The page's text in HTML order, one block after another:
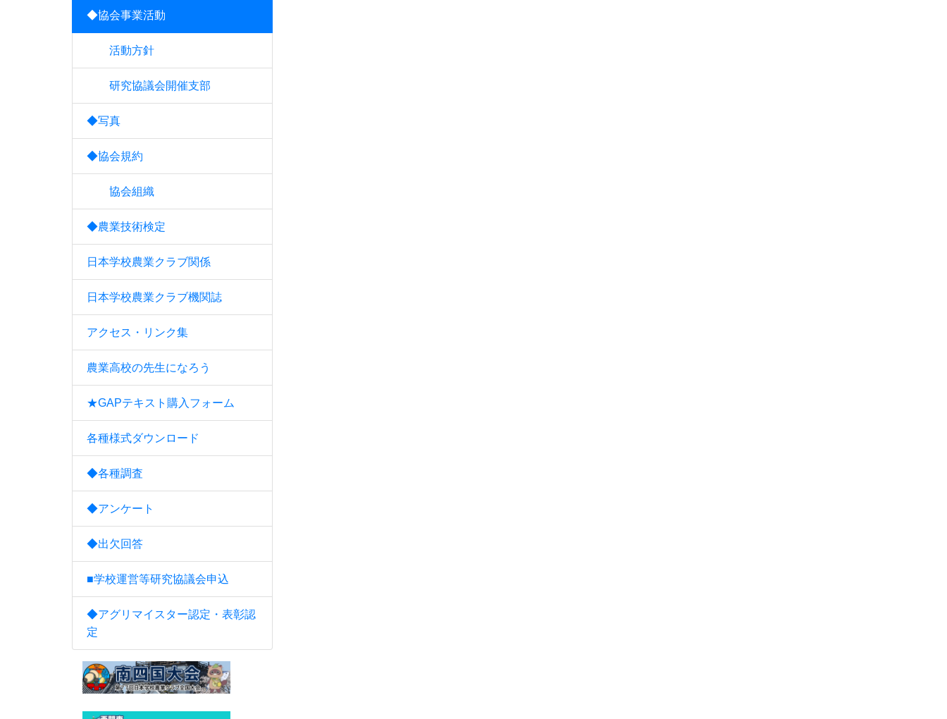
◆協会事業活動
活動方針
研究協議会開催支部
◆写真
◆協会規約
協会組織
◆農業技術検定
日本学校農業クラブ関係
日本学校農業クラブ機関誌
アクセス・リンク集
農業高校の先生になろう
★GAPテキスト購入フォーム
各種様式ダウンロード
◆各種調査
◆アンケート
◆出欠回答
■学校運営等研究協議会申込
◆アグリマイスター認定・表彰認
定